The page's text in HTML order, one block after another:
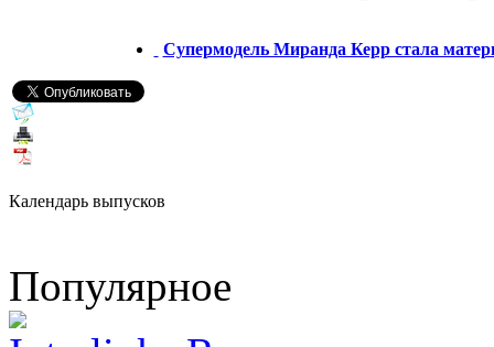
Супермодель Миранда Керр стала
Календарь выпусков
Популярное